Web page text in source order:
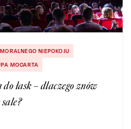
NIEPOKOJU
MOCARTA
łask – dlaczego znów